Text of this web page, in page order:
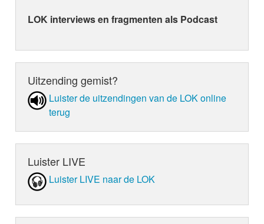
LOK interviews en fragmenten als Podcast
Uitzending gemist?
Luister de uit­zen­din­gen van de LOK online
terug
Luister LIVE
Luister LIVE naar de LOK